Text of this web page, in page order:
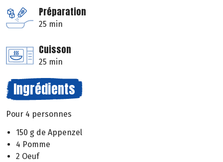
Préparation
25 min
Cuisson
25 min
Ingrédients
Pour 4 personnes
150 g de Appenzel
4 Pomme
2 Oeuf